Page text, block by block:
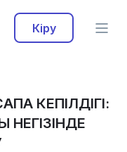
Кіру
КЕПІЛДІГІ:
НЕГІЗІНДЕ